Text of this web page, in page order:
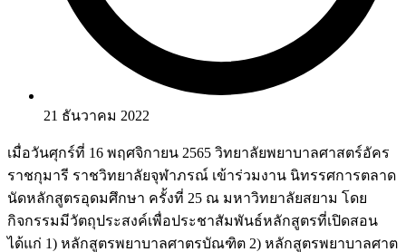
21 ธันวาคม 2022
เมื่อวันศุกร์ที่ 16 พฤศจิกายน 2565 วิทยาลัยพยาบาลศาสตร์อัคร
ราชกุมารี ราชวิทยาลัยจุฬาภรณ์ เข้าร่วมงาน นิทรรศการตลาด
นัดหลักสูตรอุดมศึกษา ครั้งที่ 25 ณ มหาวิทยาลัยสยาม โดย
กิจกรรมมีวัตถุประสงค์เพื่อประชาสัมพันธ์หลักสูตรที่เปิดสอน
ได้แก่ 1) หลักสูตรพยาบาลศาตรบัณฑิต 2) หลักสูตรพยาบาลศาต